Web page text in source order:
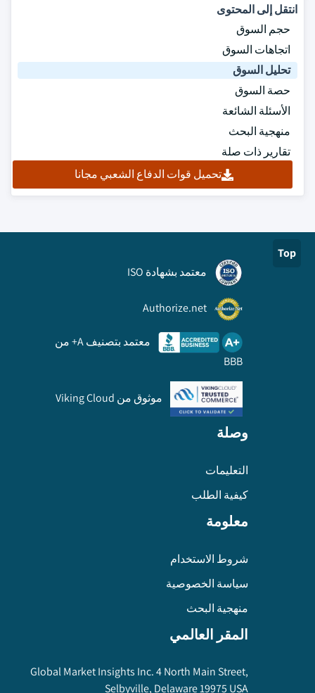
انتقل إلى المحتوى
حجم السوق
اتجاهات السوق
تحليل السوق
حصة السوق
الأسئلة الشائعة
منهجية البحث
تقارير ذات صلة
تحميل قوات الدفاع الشعبي مجانا
Top
معتمد بشهادة ISO
Authorize.net
معتمد بتصنيف A+ من
BBB
موثوق من Viking Cloud
وصلة
التعليمات
كيفية الطلب
معلومة
شروط الاستخدام
سياسة الخصوصية
منهجية البحث
المقر العالمي
Global Market Insights Inc. 4 North Main Street,
Selbyville, Delaware 19975 USA